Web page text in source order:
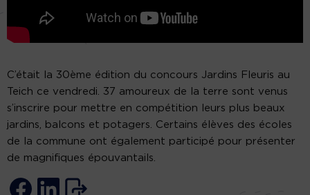
C’était la 30ème édition du concours Jardins Fleuris au
Teich ce vendredi. 37 amoureux de la terre sont venus
s’inscrire pour mettre en compétition leurs plus beaux
jardins, balcons et potagers. Certains élèves des écoles
de la commune ont également participé pour présenter
de magnifiques épouvantails.